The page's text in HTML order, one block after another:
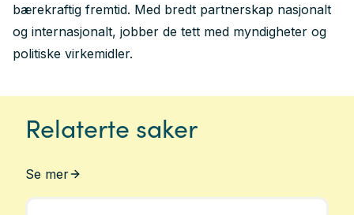
bærekraftig fremtid. Med bredt partnerskap nasjonalt
og internasjonalt, jobber de tett med myndigheter og
politiske virkemidler.
Relaterte saker
Se mer